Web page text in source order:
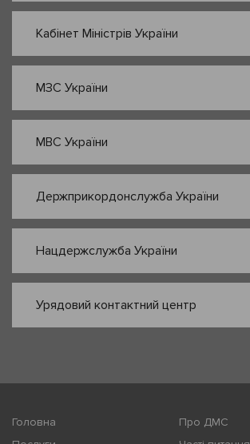
Кабінет Міністрів України
МЗС України
МВС України
Держприкордонслужба України
Нацдержслужба України
Урядовий контактний центр
Головна
Про ДМС